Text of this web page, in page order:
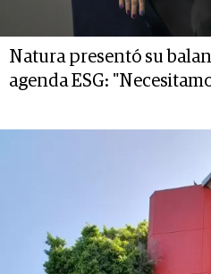
Natura presentó su
agenda ESG: